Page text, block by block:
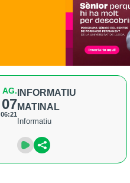
AG.
07
06:21
INFORMATIU
MATINAL
Informatiu